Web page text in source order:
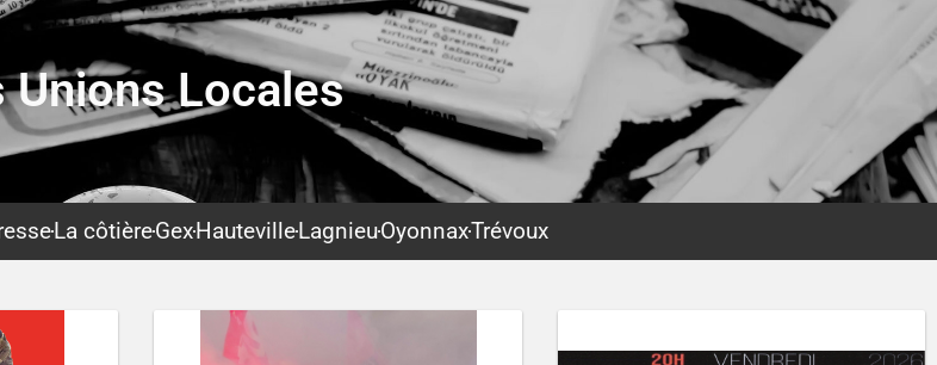
Unions Locales
La côtièreGexHautevilleLagnieuOyonnaxTrévoux